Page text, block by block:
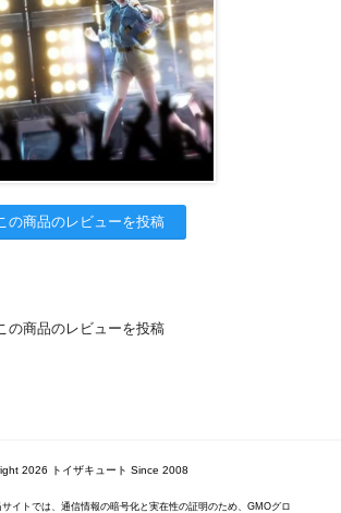
の商品のレビューを投稿
の商品のレビューを投稿
2026 トイザキュート Since 2008
サイトでは、通信情報の暗号化と実在性の証明のため、GMOグロ